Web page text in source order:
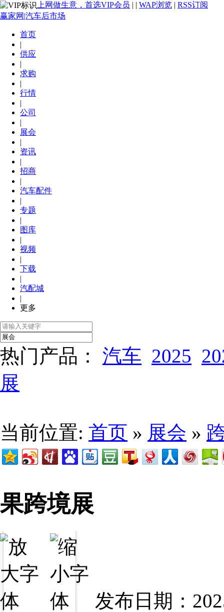
上网做生意，首选VIP会员 | | WAP浏览 | RSS订阅
赢家网|汽车后市场
首页
|
供应
|
求购
|
行情
|
公司
|
展会
|
资讯
|
招商
|
汽车配件
|
专题
|
图库
|
视频
|
下载
|
汽配城
|
更多
热门产品： 汽车 2025
展
当前位置: 首页 » 展会 »
果跨境展
发布日期：